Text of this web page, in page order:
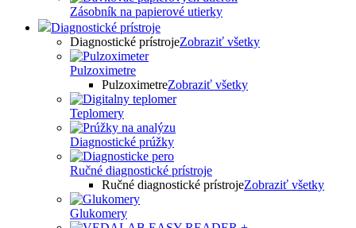
Zásobník na papierové utierky
Diagnostické prístroje
Diagnostické prístrojeZobraziť všetky
Pulzoximetre
PulzoximetreZobraziť všetky
Teplomery
Diagnostické prúžky
Ručné diagnostické prístroje
Ručné diagnostické prístrojeZobraziť všetky
Glukomery